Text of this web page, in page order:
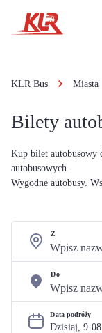
KLR Bus Miasta
Bilety
Kup bilet autobusowy
autobusowych.
Wygodne autobusy.
Z
Do
Data podróży
Dzisiaj, 9.08